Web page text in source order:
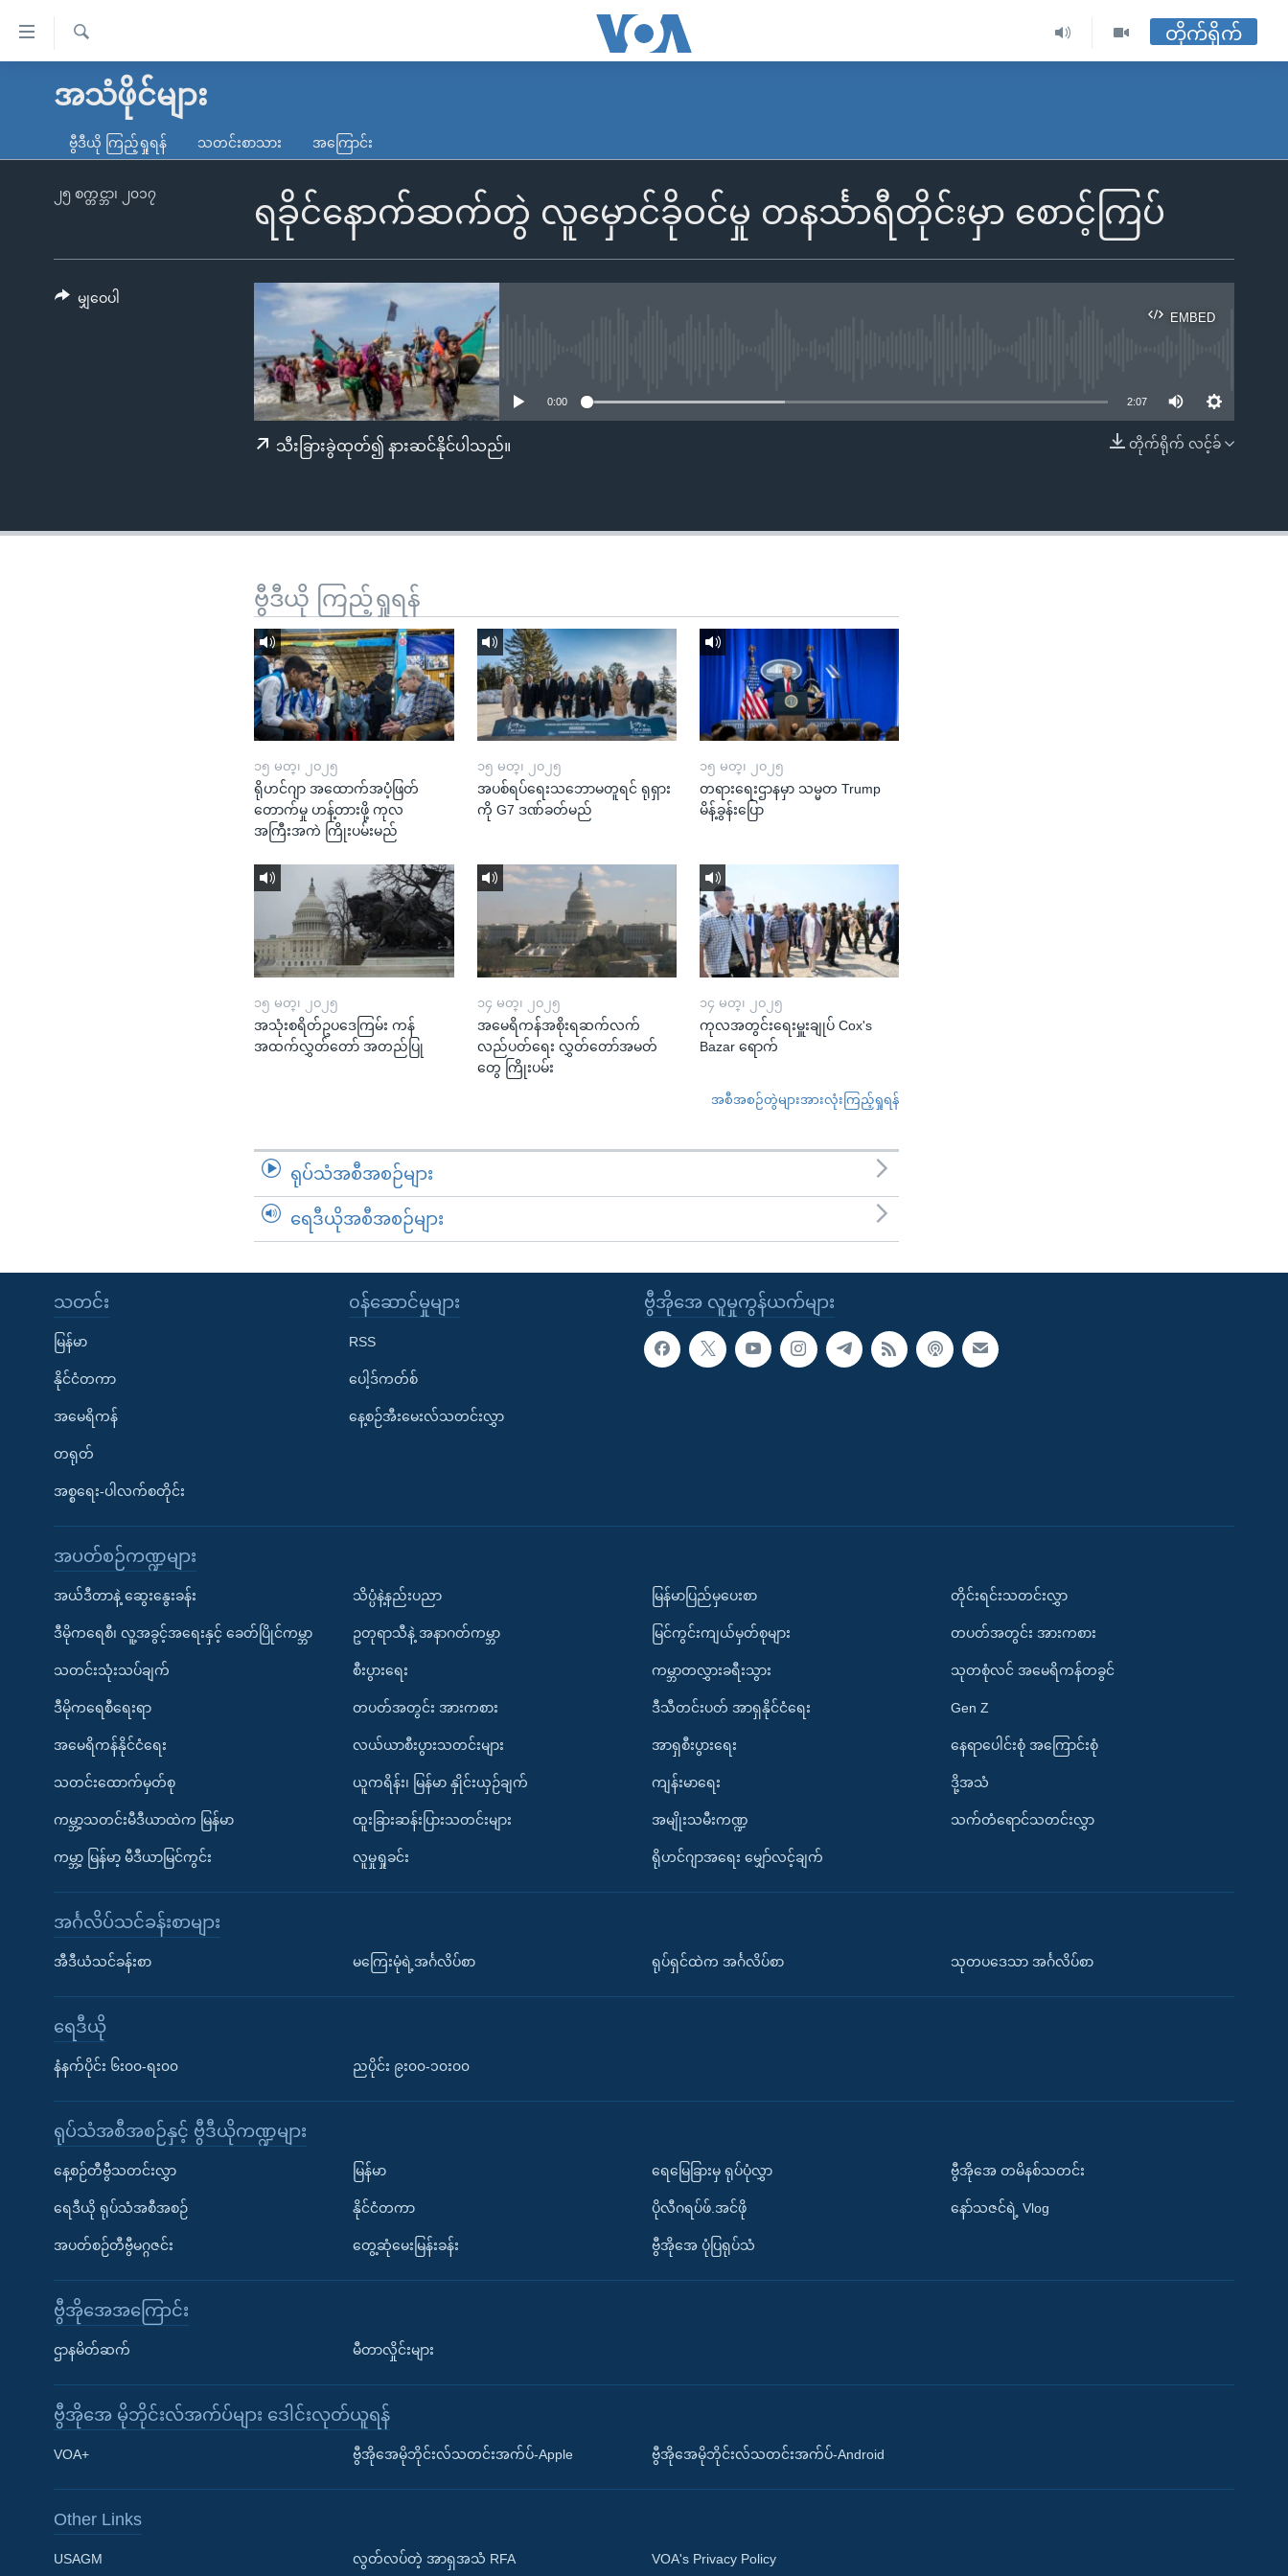
လွယ်ကူ
သည့်
ကျော်
မူလစာမျက်နှာ
ကမ္ဘာ့သတင်းများ
နိုင်ငံတကာ
တရုတ်
အစ္စရေး-ပါလက်စတိုင်း
ရပ်ဝန်းတခု လမ်းတခု အလွန်
အင်္ဂလိပ်စာလေ့လာမယ်
Learning English
ရ
တိုက်ရိုက်
အသံဖိုင်များ
ဗွီဒီယို ကြည့်ရှုရန် သတင်းစာသား အကြောင်း
ရခိုင်နောက်ဆက်တွဲ လူမှောင်ခိုဝင်မှု တနင်္သာရီတိုင်းမှာ စောင့်ကြပ်
၂၅ စက္တင္ဘာ၊ ၂၀၁၇
EMBED
EMBED
0:00 2:07
တိုက်ရိုက် လင့်ခ်
သီးခြားခွဲထုတ်၍ နားဆင်နိုင်ပါသည်။
မျှဝေပါ
ဗွီဒီယို ကြည့်ရှုရန်
၁၅ မတ္၊ ၂၀၂၅
ရိုဟင်ဂျာ အထောက်အပံ့ဖြတ်
တောက်မှု ဟန့်တားဖို့ ကုလ
အကြီးအကဲ ကြိုးပမ်းမည်
၁၅ မတ္၊ ၂၀၂၅
အပစ်ရပ်ရေးသဘောမတူရင် ရုရှား
ကို G7 ဒဏ်ခတ်မည်
၁၅ မတ္၊ ၂၀၂၅
တရားရေးဌာနမှာ သမ္မတ Trump
မိန့်ခွန်းပြော
၁၅ မတ္၊ ၂၀၂၅
အသုံးစရိတ်ဥပဒေကြမ်း ကန်
အထက်လွှတ်တော် အတည်ပြု
၁၄ မတ္၊ ၂၀၂၅
အမေရိကန်အစိုးရဆက်လက်
လည်ပတ်ရေး လွှတ်တော်အမတ်
တွေ ကြိုးပမ်း
၁၄ မတ္၊ ၂၀၂၅
ကုလအတွင်းရေးမှူးချုပ် Cox's
Bazar ရောက်
အစီအစဉ်တွဲများအားလုံးကြည့်ရှုရန်
ရုပ်သံအစီအစဉ်များ
ရေဒီယိုအစီအစဉ်များ
ဗွီအိုအေ လူမှုကွန်ယက်များ
သတင်း
မြန်မာ
နိုင်ငံတကာ
အမေရိကန်
တရုတ်
အစ္စရေး-ပါလက်စတိုင်း
၀န်ဆောင်မှုများ
RSS
ပေါ့ဒ်ကတ်စ်
နေ့စဉ်အီးမေးလ်သတင်းလွှာ
အပတ်စဉ်ကဏ္ဍများ
အယ်ဒီတာနဲ့ ဆွေးနွေးခန်း
ဒီမိုကရေစီ၊ လူ့အခွင့်အရေးနှင့် ခေတ်ပြိုင်ကမ္ဘာ
သတင်းသုံးသပ်ချက်
ဒီမိုကရေစီရေးရာ
အမေရိကန်နိုင်ငံရေး
သတင်းထောက်မှတ်စု
ကမ္ဘာ့သတင်းမီဒီယာထဲက မြန်မာ
ကမ္ဘာ့ မြန်မာ့ မီဒီယာမြင်ကွင်း
သိပ္ပံနဲ့နည်းပညာ
ဥတုရာသီနဲ့ အနာဂတ်ကမ္ဘာ
စီးပွားရေး
တပတ်အတွင်း အားကစား
လယ်ယာစီးပွားသတင်းများ
ယူကရိန်း၊ မြန်မာ နှိုင်းယှဉ်ချက်
ထူးခြားဆန်းပြားသတင်းများ
လူမှုရှုခင်း
မြန်မာပြည်မှပေးစာ
မြင်ကွင်းကျယ်မှတ်စုများ
ကမ္ဘာတလွှားခရီးသွား
ဒီသီတင်းပတ် အာရှနိုင်ငံရေး
အာရှစီးပွားရေး
ကျန်းမာရေး
အမျိုးသမီးကဏ္ဍ
ရိုဟင်ဂျာအရေး မျှော်လင့်ချက်
တိုင်းရင်းသတင်းလွှာ
တပတ်အတွင်း အားကစား
သုတစုံလင် အမေရိကန်တခွင်
Gen Z
နေရာပေါင်းစုံ အကြောင်းစုံ
ဒို့အသံ
သက်တံရောင်သတင်းလွှာ
အင်္ဂလိပ်သင်ခန်းစာများ
အီဒီယံသင်ခန်းစာ မကြေးမုံရဲ့အင်္ဂလိပ်စာ ရုပ်ရှင်ထဲက အင်္ဂလိပ်စာ သုတပဒေသာ အင်္ဂလိပ်စာ
ရေဒီယို
နံနက်ပိုင်း ၆း၀၀-ရး၀၀ ညပိုင်း ၉း၀၀-၁၀း၀၀
ရုပ်သံအစီအစဉ်နှင့် ဗွီဒီယိုကဏ္ဍများ
နေ့စဉ်တီဗွီသတင်းလွှာ
ရေဒီယို ရုပ်သံအစီအစဉ်
အပတ်စဉ်တီဗွီမဂ္ဂဇင်း
မြန်မာ
နိုင်ငံတကာ
တွေ့ဆုံမေးမြန်းခန်း
ရေမြေခြားမှ ရုပ်ပုံလွှာ
ပိုလီဂရပ်ဖ်.အင်ဖို
ဗွီအိုအေ ပုံပြရုပ်သံ
ဗွီအိုအေ တမိနစ်သတင်း
နော်သဇင်ရဲ့ Vlog
ဗွီအိုအေအကြောင်း
ဌာနမိတ်ဆက် မီတာလှိုင်းများ
ဗွီအိုအေ မိုဘိုင်းလ်အက်ပ်များ ဒေါင်းလုတ်ယူရန်
VOA+ ဗွီအိုအေမိုဘိုင်းလ်သတင်းအက်ပ်-Apple ဗွီအိုအေမိုဘိုင်းလ်သတင်းအက်ပ်-Android
Other Links
USAGM လွတ်လပ်တဲ့ အာရှအသံ RFA VOA's Privacy Policy